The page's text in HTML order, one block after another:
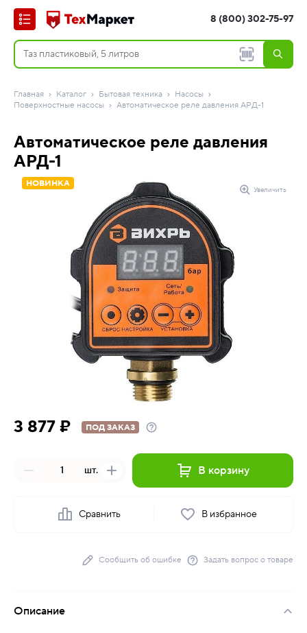
8 (800) 302-75-97
Главная Каталог Бытовая техника
Насосы
Поверхностные насосы
Автоматическое реле давления АРД-1
Автоматическое реле давления
АРД-1
НОВИНКА
Увеличить
3 877 ₽ ПОД ЗАКАЗ
шт. В корзину
Сравнить В избранное
Сообщить об ошибке Задать вопрос о товаре
Описание